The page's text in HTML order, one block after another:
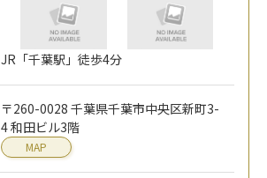
JR「千葉駅」徒歩4分
〒260-0028 千葉県千葉市中央区新町3-
4 和田ビル3階
MAP